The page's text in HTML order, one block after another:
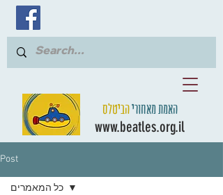
האמת מאחוריהביטלס
www.beatles.org.il
Post
כל המאמרים